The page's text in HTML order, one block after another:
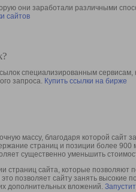
они заработали различными
сайтов
специализированным
запроса. Купить ссылки на бирже
массу, благодаря которой
страниц и позиции более
существенно уменьшить
сайта, которые позволяют
позволяет сайту занять
дополнительных вложений.